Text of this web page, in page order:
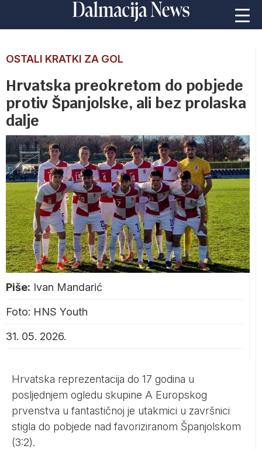
OSTALI KRATKI ZA GOL
Hrvatska preokretom do pobjede
protiv Španjolske, ali bez prolaska
dalje
Piše: Ivan Mandarić
Foto: HNS Youth
31. 05. 2026.
Hrvatska reprezentacija do 17 godina u
posljednjem ogledu skupine A Europskog
prvenstva u fantastičnoj je utakmici u završnici
stigla do pobjede nad favoriziranom Španjolskom
(3:2).